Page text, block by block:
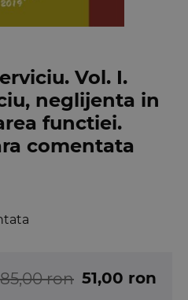
Vol. I.
neglijenta in
functiei.
comentata
85,00 ron 51,00 ron